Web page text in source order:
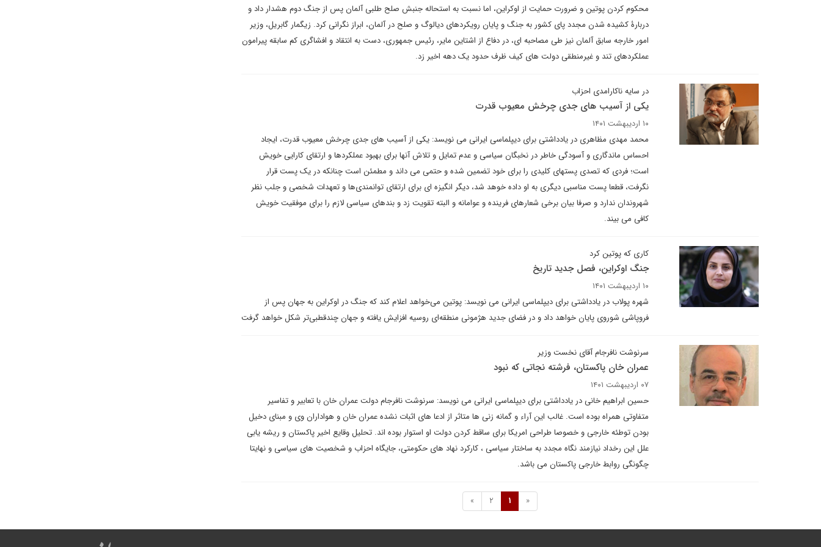
محکوم کردن پوتین و ضرورت حمایت از اوکراین، اما نسبت به استحاله جنبش صلح طلبی آلمان پس از جنگ دوم هشدار داد و
دربارۀ کشیده شدن مجدد پای کشور به جنگ و پایان رویکردهای دیالوگ و صلح در آلمان، ابراز نگرانی کرد. زیگمار گابریل، وزیر
امور خارجه سابق آلمان نیز طی مصاحبه ای، در دفاع از اشتاین مایر، رئیس جمهوری، دست به انتقاد و افشاگری کم سابقه پیرامون
عملکردهای تند و غیرمنطقی دولت های کیف ظرف حدود یک دهه اخیر زد.
در سایه ناکارامدی احزاب
یکی از آسیب های جدی چرخش معیوب قدرت
۱۰ اردیبهشت ۱۴۰۱
محمد مهدی مظاهری در یادداشتی برای دیپلماسی ایرانی می نویسد: یکی از آسیب های جدی چرخش معیوب قدرت، ایجاد
احساس ماندگاری و آسودگی خاطر در نخبگان سیاسی و عدم تمایل و تلاش آنها برای بهبود عملکردها و ارتقای کارایی خویش
است؛ فردی که تصدی پستهای کلیدی را برای خود تضمین شده و حتمی می داند و مطمئن است چنانکه در یک پست قرار
نگرفت، قطعا پست مناسبی دیگری به او داده خوهد شد، دیگر انگیزه ای برای ارتقای توانمندی‌ها و تعهدات شخصی و جلب نظر
شهروندان ندارد و صرفا بیان برخی شعارهای فرینده و عوامانه و البته تقویت زد و بندهای سیاسی لازم را برای موفقیت خویش
کافی می بیند.
کاری که پوتین کرد
جنگ اوکراین، فصل جدید تاریخ
۱۰ اردیبهشت ۱۴۰۱
شهره پولاب در یادداشتی برای دیپلماسی ایرانی می نویسد: پوتین می‌خواهد اعلام کند که جنگ در اوکراین به جهان پس از
فروپاشی شوروی پایان خواهد داد و در فضای جدید هژمونی منطقه‌ای روسیه افزایش یافته و جهان چندقطبی‌تر شکل خواهد گرفت
سرنوشت نافرجام آقای نخست وزیر
عمران خان پاکستان، فرشته نجاتی که نبود
۰۷ اردیبهشت ۱۴۰۱
حسین ابراهیم خانی در یادداشتی برای دیپلماسی ایرانی می نویسد: سرنوشت نافرجام دولت عمران خان با تعابیر و تفاسیر
متفاوتی همراه بوده است. غالب این آراء و گمانه زنی ها متاثر از ادعا های اثبات نشده عمران خان و هواداران وی و مبنای دخیل
بودن توطئه خارجی و خصوصا طراحی امریکا برای ساقط کردن دولت او استوار بوده اند. تحلیل وقایع اخیر پاکستان و ریشه یابی
علل این رخداد نیازمند نگاه مجدد به ساختار سیاسی ، کارکرد نهاد های حکومتی، جایگاه احزاب و شخصیت های سیاسی و نهایتا
چگونگی روابط خارجی پاکستان می باشد.
«
1
2
»